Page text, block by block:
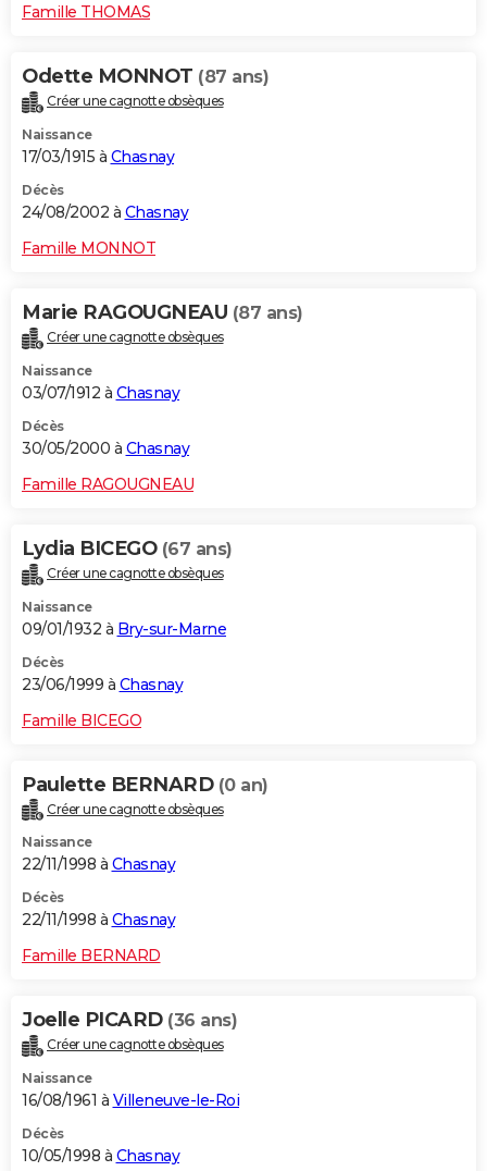
Famille THOMAS
Odette MONNOT (87 ans)
Créer une cagnotte obsèques
Naissance
17/03/1915 à Chasnay
Décès
24/08/2002 à Chasnay
Famille MONNOT
Marie RAGOUGNEAU (87 ans)
Créer une cagnotte obsèques
Naissance
03/07/1912 à Chasnay
Décès
30/05/2000 à Chasnay
Famille RAGOUGNEAU
Lydia BICEGO (67 ans)
Créer une cagnotte obsèques
Naissance
09/01/1932 à Bry-sur-Marne
Décès
23/06/1999 à Chasnay
Famille BICEGO
Paulette BERNARD (0 an)
Créer une cagnotte obsèques
Naissance
22/11/1998 à Chasnay
Décès
22/11/1998 à Chasnay
Famille BERNARD
Joelle PICARD (36 ans)
Créer une cagnotte obsèques
Naissance
16/08/1961 à Villeneuve-le-Roi
Décès
10/05/1998 à Chasnay